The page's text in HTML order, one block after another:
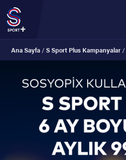
Ana Sayfa/ S Sport Plus Kampanyalar/